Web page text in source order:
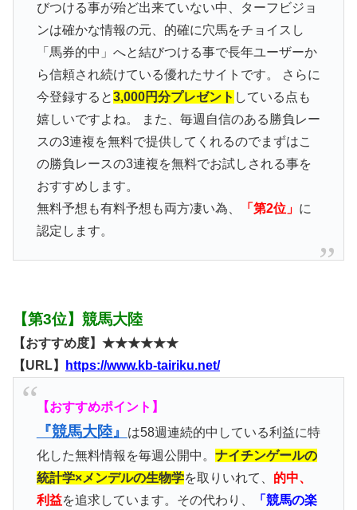
びつける事が殆ど出来ていない中、ターフビジョ
ンは確かな情報の元、的確に穴馬をチョイスし
「馬券的中」へと結びつける事で長年ユーザーか
ら信頼され続けている優れたサイトです。 さらに
今登録すると3,000円分プレゼント している点も
嬉しいですよね。 また、毎週自信のある勝負レー
スの3連複を無料で提供してくれるのでまずはこ
の勝負レースの3連複を無料でお試しされる事を
おすすめします。
無料予想も有料予想も両方凄い為、
「第2位」 に
認定します。
【第3位】競馬大陸
【おすすめ度】★★★★★★
【URL】
https://www.kb-tairiku.net/
【おすすめポイント】
『競馬大陸』
は58週連続的中している利益に特
化した無料情報を毎週公開中。 ナイチンゲールの
統計学×メンデルの生物学を取りいれて、 的中、
利益を追求しています。その代わり、 「競馬の楽